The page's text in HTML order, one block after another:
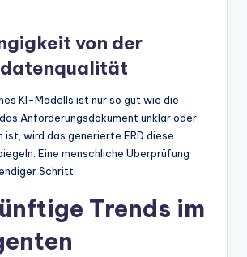
von der
KI-Modells ist nur so gut wie die
Anforderungsdokument unklar oder
ist, wird das generierte ERD diese
Eine menschliche Überprüfung
Schritt.
Trends im